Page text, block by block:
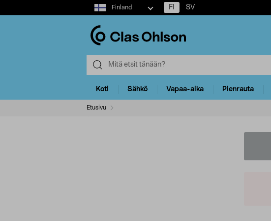
Select
market
Finland FI SV
Koti Sähkö Vapaa-aika Pienrauta
Etusivu